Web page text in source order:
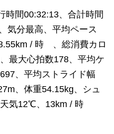
時間00:32:13、合計時間
気分最高、平均ペース
/ 時 、総消費カロ
最大心拍数178、平均ケ
、平均ストライド幅
、体重54.15kg、シュ
天気12℃、13km / 時